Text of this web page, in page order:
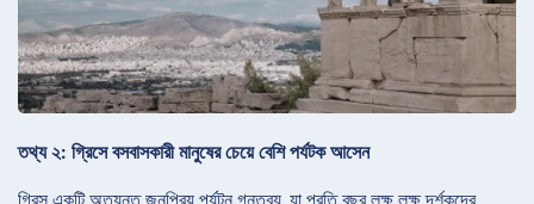
তথ্য ২: গ্রিসে বসবাসকারী মানুষের চেয়ে বেশি পর্যটক আসেন